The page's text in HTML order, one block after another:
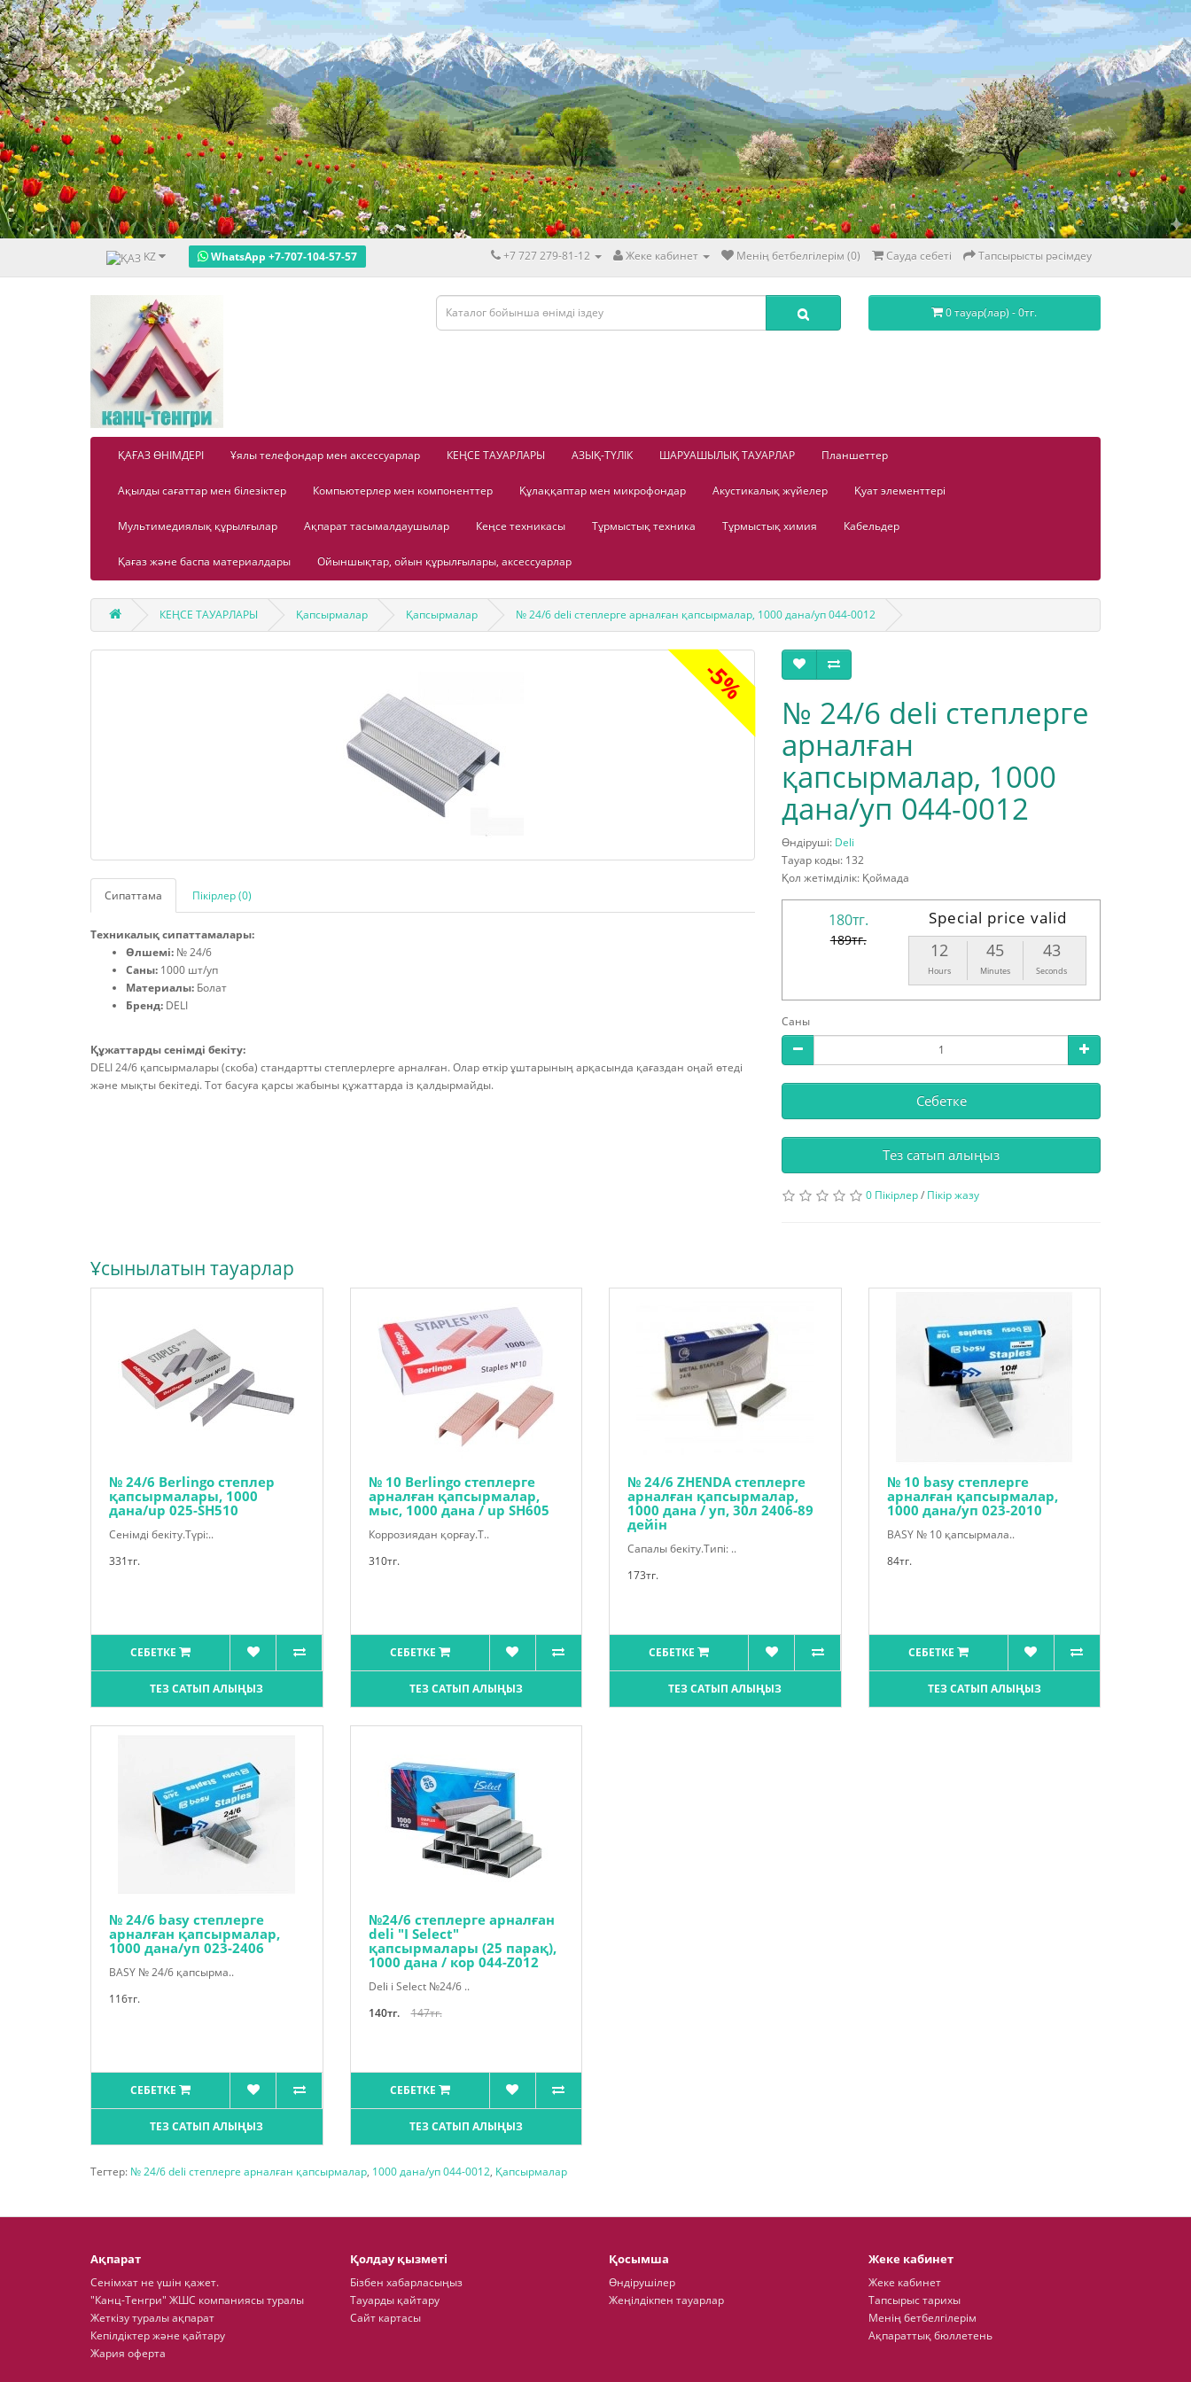
KZ WhatsApp +7-707-104-57-57 +7 727 279-81-12 Жеке кабинет Менің бетбелгілерім (0) Сауда себеті Тапсырысты рәсімдеу
0 тауар(лар) - 0тг.
ҚАҒАЗ ӨНІМДЕРІ Ұялы телефондар мен аксессуарлар КЕҢСЕ ТАУАРЛАРЫ АЗЫҚ-ТҮЛІК ШАРУАШЫЛЫҚ ТАУАРЛАР Планшеттер
Ақылды сағаттар мен білезіктер Компьютерлер мен компоненттер Құлаққаптар мен микрофондар Акустикалық жүйелер Қуат элементтері
Мультимедиялық құрылғылар Ақпарат тасымалдаушылар Кеңсе техникасы Тұрмыстық техника Тұрмыстық химия Кабельдер
Қағаз және баспа материалдары Ойыншықтар, ойын құрылғылары, аксессуарлар
КЕҢСЕ ТАУАРЛАРЫ Қапсырмалар Қапсырмалар № 24/6 deli степлерге арналған қапсырмалар, 1000 дана/уп 044-0012
-5%
Сипаттама Пікірлер (0)
Техникалық сипаттамалары:
Өлшемі: № 24/6
Саны: 1000 шт/уп
Материалы: Болат
Бренд: DELI
Құжаттарды сенімді бекіту:
DELI 24/6 қапсырмалары (скоба) стандартты степлерлерге арналған. Олар өткір ұштарының арқасында қағаздан оңай өтеді
және мықты бекітеді. Тот басуға қарсы жабыны құжаттарда із қалдырмайды.
№ 24/6 deli степлерге
арналған
қапсырмалар, 1000
дана/уп 044-0012
Өндіруші: Deli
Тауар коды: 132
Қол жетімділік: Қоймада
180тг.
189тг.
Special price valid
12
Hours
45
Minutes
41
Seconds
Саны
Себетке
Тез сатып алыңыз
0 Пікірлер/ Пікір жазу
Ұсынылатын тауарлар
№ 24/6 Berlingo степлер
қапсырмалары, 1000
дана/up 025-SH510
Сенімді бекіту.Түрі:..
331тг.
СЕБЕТКЕ
ТЕЗ САТЫП АЛЫҢЫЗ
№ 10 Berlingo степлерге
арналған қапсырмалар,
мыс, 1000 дана / up SH605
Коррозиядан қорғау.Т..
310тг.
СЕБЕТКЕ
ТЕЗ САТЫП АЛЫҢЫЗ
№ 24/6 ZHENDA степлерге
арналған қапсырмалар,
1000 дана / уп, 30л 2406-89
дейін
Сапалы бекіту.Типі: ..
173тг.
СЕБЕТКЕ
ТЕЗ САТЫП АЛЫҢЫЗ
№ 10 basy степлерге
арналған қапсырмалар,
1000 дана/уп 023-2010
BASY № 10 қапсырмала..
84тг.
СЕБЕТКЕ
ТЕЗ САТЫП АЛЫҢЫЗ
№ 24/6 basy степлерге
арналған қапсырмалар,
1000 дана/уп 023-2406
BASY № 24/6 қапсырма..
116тг.
СЕБЕТКЕ
ТЕЗ САТЫП АЛЫҢЫЗ
№24/6 степлерге арналған
deli "I Select"
қапсырмалары (25 парақ),
1000 дана / кор 044-Z012
Deli i Select №24/6 ..
140тг.
147тг.
СЕБЕТКЕ
ТЕЗ САТЫП АЛЫҢЫЗ
Тегтер: № 24/6 deli степлерге арналған қапсырмалар, 1000 дана/уп 044-0012, Қапсырмалар
Ақпарат
Сенімхат не үшін қажет.
"Канц-Тенгри" ЖШС компаниясы туралы
Жеткізу туралы ақпарат
Кепілдіктер және қайтару
Жария оферта
Қолдау қызметі
Бізбен хабарласыңыз
Тауарды қайтару
Сайт картасы
Қосымша
Өндірушілер
Жеңілдікпен тауарлар
Жеке кабинет
Жеке кабинет
Тапсырыс тарихы
Менің бетбелгілерім
Ақпараттық бюллетень